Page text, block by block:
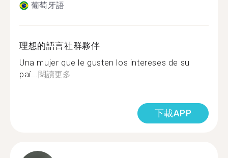
葡萄牙語
理想的語言社群夥伴
Una mujer que le gusten los intereses de su
paí...閱讀更多
下載APP